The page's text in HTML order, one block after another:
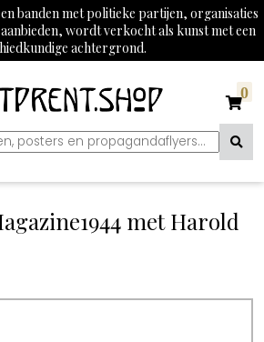
banden met politieke partijen, organisaties
wordt verkocht als kunst met een
achtergrond.
0
met Harold